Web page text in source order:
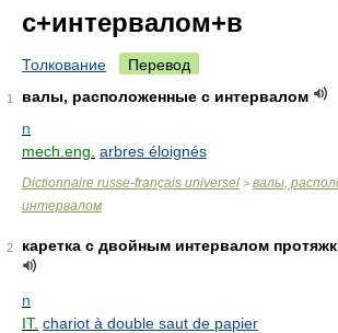
с+интервалом+в
Толкование Перевод
1
валы, расположенные с интервалом
n
mech.eng. arbres éloignés
Dictionnaire russe-français universel > валы,
интервалом
2 каретка с двойным интервалом
n
IT. chariot à double saut de papier